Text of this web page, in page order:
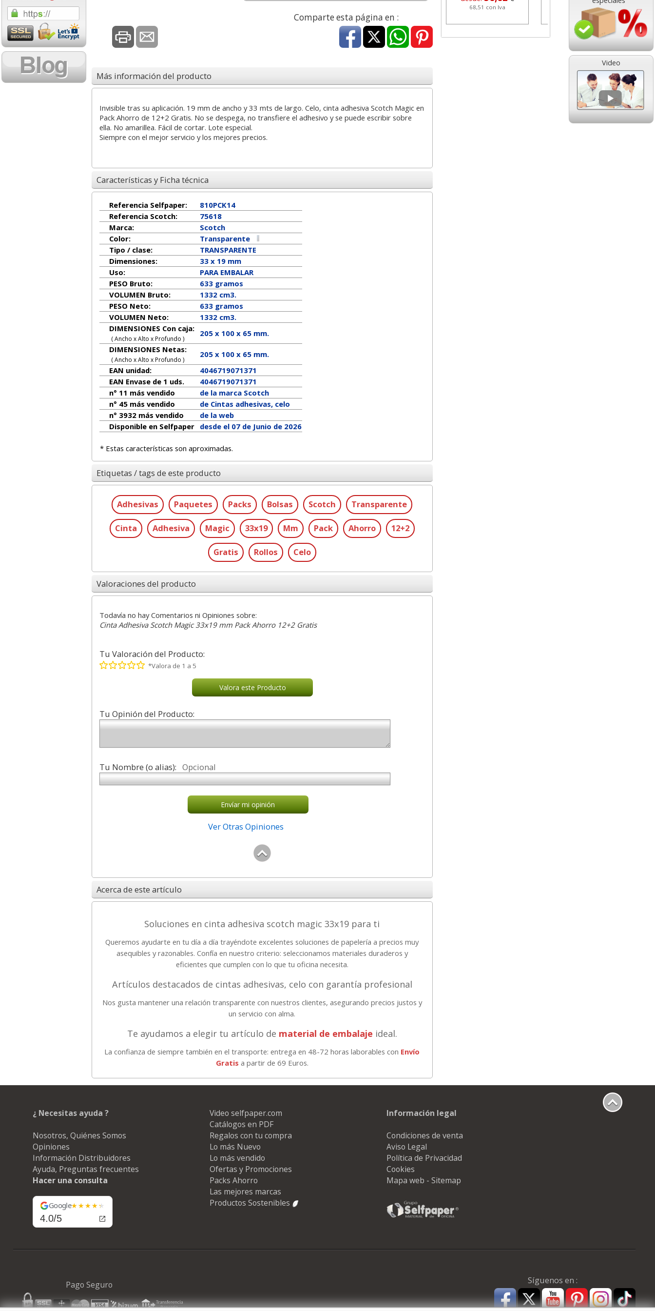
Video
Comparte esta página en :
Más información del producto
Invisible tras su aplicación. 19 mm de ancho y 33 mts de largo. Celo, cinta adhesiva Scotch Magic en
Pack Ahorro de 12+2 Gratis. No se despega, no transfiere el adhesivo y se puede escribir sobre
ella. No amarillea. Fácil de cortar. Lote especial.
Siempre con el mejor servicio y los mejores precios.
Características y Ficha técnica
Referencia Selfpaper:
810PCK14
Referencia Scotch:
75618
Marca:
Scotch
Color:
Transparente
Tipo / clase:
TRANSPARENTE
Dimensiones:
33 x 19 mm
Uso:
PARA EMBALAR
PESO Bruto:
633 gramos
VOLUMEN Bruto:
1332 cm3.
PESO Neto:
633gramos
VOLUMEN Neto:
1332 cm3.
DIMENSIONES Con caja:
( Ancho x Alto x Profundo )
205 x 100 x 65 mm.
DIMENSIONES Netas:
( Ancho x Alto x Profundo )
205x 100x 65mm.
EAN unidad:
4046719071371
EAN Envase de 1 uds.
4046719071371
n° 11 más vendido
de la marca Scotch
n° 45 más vendido
de Cintas adhesivas, celo
n° 3932 más vendido
de la web
Disponible en Selfpaper
desde el 07 de Junio de 2026
* Estas características son aproximadas.
Etiquetas / tags de este producto
Adhesivas Paquetes Packs Bolsas Scotch Transparente
Cinta Adhesiva Magic 33x19 Mm Pack Ahorro 12+2
Gratis Rollos Celo
Valoraciones del producto
Todavía no hay Comentarios ni Opiniones sobre:
Cinta Adhesiva Scotch Magic 33x19 mm Pack Ahorro 12+2 Gratis
Tu Valoración del Producto:
*Valora de 1 a 5
Valora este Producto
Tu Opinión del Producto:
Tu Nombre (o alias): Opcional
Envíar mi opinión
Ver Otras Opiniones
Acerca de este artículo
Soluciones en cinta adhesiva scotch magic 33x19 para ti
Queremos ayudarte en tu día a día trayéndote excelentes soluciones de papelería a precios muy
asequibles y razonables. Confía en nuestro criterio: seleccionamos materiales duraderos y
eficientes que cumplen con lo que tu oficina necesita.
Artículos destacados de cintas adhesivas, celo con garantía profesional
Nos gusta mantener una relación transparente con nuestros clientes, asegurando precios justos y
un servicio con alma.
Te ayudamos a elegir tu artículo de material de embalaje ideal.
La confianza de siempre también en el transporte: entrega en 48-72 horas laborables con Envío
Gratis a partir de 69 Euros.
68,51 con Iva 1,08 con Iva
Cartucho HP 304 - 302
Negro, original
N9K06AE
desde:14,87 €
17,99 con Iva
Cartucho HP 304XL -
302XL Tricolor alta
capacidad deskjet
desde:37,87 €
45,82 con Iva
HP 950XL - Cartucho
para Officejet Pro 8600
desde:56,62 €
Goma de borrar
desde:0,89 €
Negro, original
¿ Necesitas ayuda ?
Nosotros, Quiénes Somos
Opiniones
Información Distribuidores
Ayuda, Preguntas frecuentes
Hacer una consulta
Google
4.0/5
Video selfpaper.com
Catálogos en PDF
Regalos con tu compra
Lo más Nuevo
Lo más vendido
Ofertas y Promociones
Packs Ahorro
Las mejores marcas
Productos Sostenibles
Información legal
Condiciones de venta
Aviso Legal
Política de Privacidad
Cookies
Mapa web - Sitemap
Síguenos en :
Pago Seguro